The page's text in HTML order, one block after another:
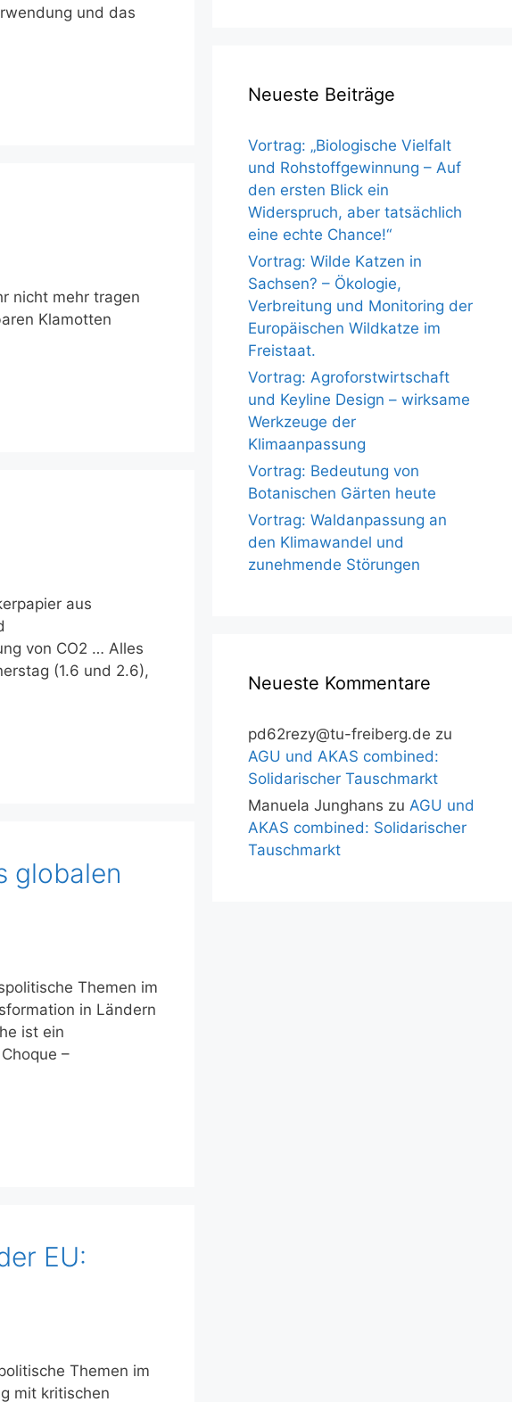
und das
nicht mehr tragen
Klamotten
aus
von CO2 … Alles
(1.6 und 2.6),
globalen
Themen im
in Ländern
ist ein
–
EU:
Themen im
mit kritischen
Neueste Beiträge
Vortrag: „Biologische Vielfalt
und Rohstoffgewinnung – Auf
den ersten Blick ein
Widerspruch, aber tatsächlich
eine echte Chance!“
Vortrag: Wilde Katzen in
Sachsen? – Ökologie,
Verbreitung und Monitoring der
Europäischen Wildkatze im
Freistaat.
Vortrag: Agroforstwirtschaft
und Keyline Design – wirksame
Werkzeuge der
Klimaanpassung
Vortrag: Bedeutung von
Botanischen Gärten heute
Vortrag: Waldanpassung an
den Klimawandel und
zunehmende Störungen
Neueste Kommentare
pd62rezy@tu-freiberg.de zu
AGU und AKAS combined:
Solidarischer Tauschmarkt
Manuela Junghans zu AGU und
AKAS combined: Solidarischer
Tauschmarkt